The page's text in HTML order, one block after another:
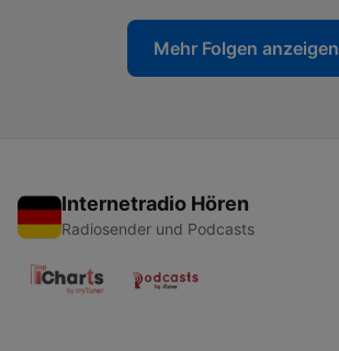
Mehr Folgen anzeigen
Internetradio Hören
Radiosender und Podcasts